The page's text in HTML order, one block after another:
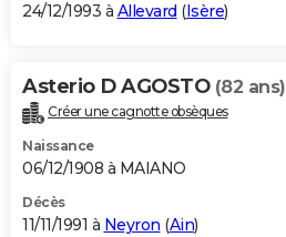
24/12/1993 à Allevard (Isère)
Asterio D AGOSTO (82 ans)
Créer une cagnotte obsèques
Naissance
06/12/1908 à MAIANO
Décès
11/11/1991 à Neyron (Ain)